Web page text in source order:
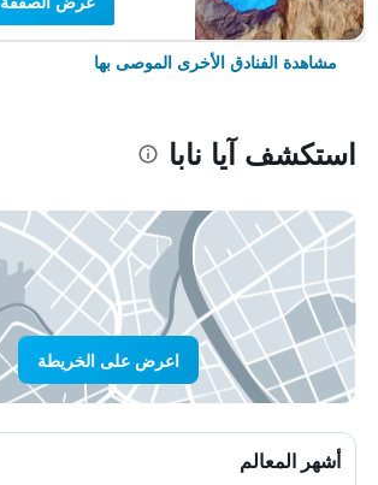
مشاهدة الفنادق الأخرى الموصى بها
استكشف آيا نابا
اعرض على الخريطة
أشهر المعالم